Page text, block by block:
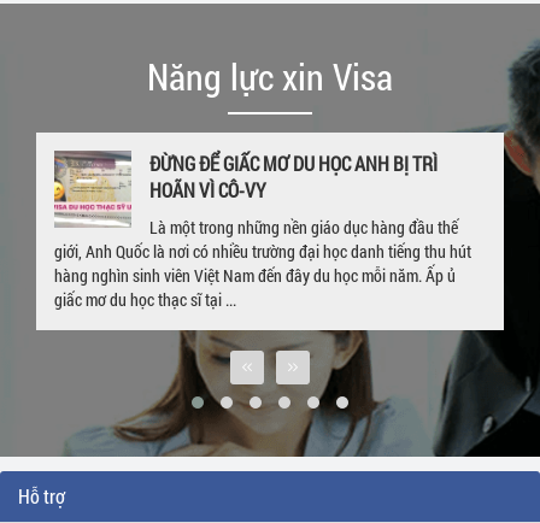
Hỗ trợ
Năng lực xin Visa
GIA HẠN VISA DU HỌC NGAY KHI ĐANG Ở UK
– CHÚC MỪNG EM P.P LINH VỚI TẤM THẺ
VISA 4 NĂM
Hết hạn visa, quay trở về Việt Nam sau khi hòan thành khóa học ở
nước ngoài là nỗi lo lắng của rất nhiều bạn sinh viên đang du học.
Trường hợp của sinh viên P. P. Linh cũng tương tự. Bắt đầu hành ...